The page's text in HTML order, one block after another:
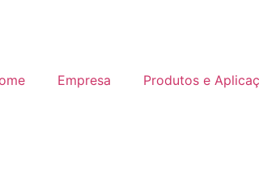
Empresa Produtos e